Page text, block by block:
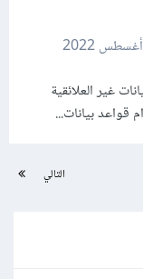
غير العلائقية
التالي